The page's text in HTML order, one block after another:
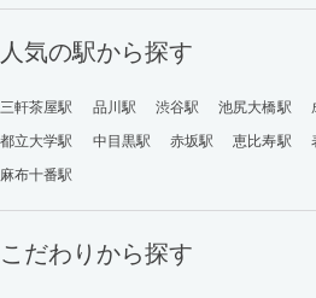
人気の駅から探す
三軒茶屋駅 品川駅 渋谷駅 池尻大橋駅
都立大学駅
中目黒駅 赤坂駅 恵比寿駅
麻布十番駅
こだわりから探す